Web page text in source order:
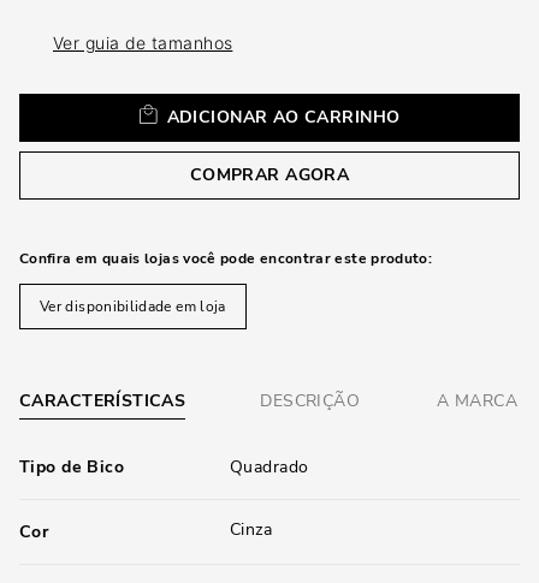
Ver guia de tamanhos
ADICIONAR AO CARRINHO
COMPRAR AGORA
Confira em quais lojas você pode encontrar este produto:
Ver disponibilidade em loja
CARACTERÍSTICAS DESCRIÇÃO A MARCA
Tipo de Bico Quadrado
Cor Cinza